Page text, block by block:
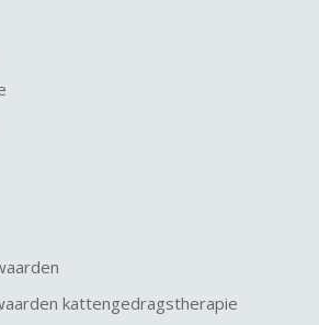
kattengedragstherapie